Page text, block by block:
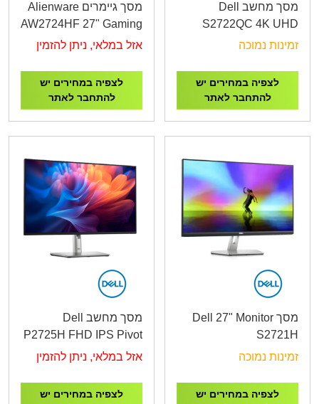
מסך מחשב Dell
S2722QC 4K UHD
USB-C 27" 2XHDMI,DP
זמינות נמוכה
לצפיה במחירים יש
להתחבר לאתר
מסך גיימרים Alienware
AW2724HF 27" Gaming
Monitor 0.5ms,SSIPS,
אזל במלאי, ניתן להזמין
לצפיה במחירים יש
להתחבר לאתר
מסך Dell 27" Monitor
S2721H
זמינות נמוכה
לצפיה במחירים יש
מסך מחשב Dell
P2725H FHD IPS Pivot
100Hz 5ms
אזל במלאי, ניתן להזמין
לצפיה במחירים יש